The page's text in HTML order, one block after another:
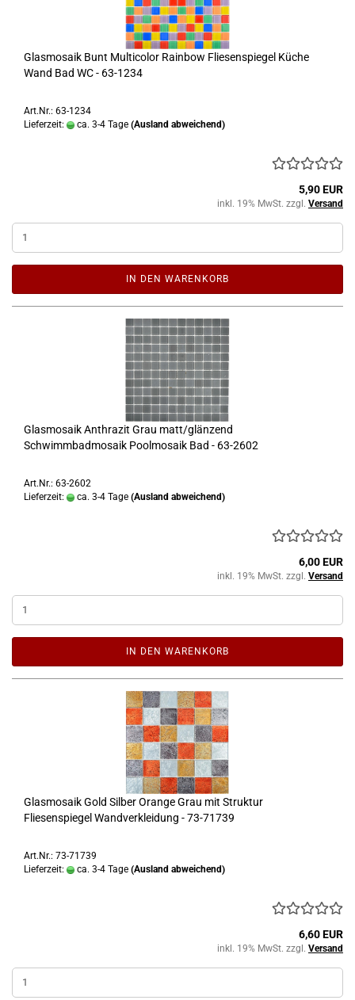
Glasmosaik Bunt Multicolor Rainbow Fliesenspiegel Küche
Wand Bad WC - 63-1234
Art.Nr.: 63-1234
Lieferzeit:
ca. 3-4 Tage (Ausland abweichend)
5,90 EUR
inkl. 19% MwSt. zzgl. Versand
IN DEN WARENKORB
Glasmosaik Anthrazit Grau matt/glänzend
Schwimmbadmosaik Poolmosaik Bad - 63-2602
Art.Nr.: 63-2602
Lieferzeit:
ca. 3-4 Tage (Ausland abweichend)
6,00 EUR
inkl. 19% MwSt. zzgl. Versand
IN DEN WARENKORB
Glasmosaik Gold Silber Orange Grau mit Struktur
Fliesenspiegel Wandverkleidung - 73-71739
Art.Nr.: 73-71739
Lieferzeit:
ca. 3-4 Tage (Ausland abweichend)
6,60 EUR
inkl. 19% MwSt. zzgl. Versand